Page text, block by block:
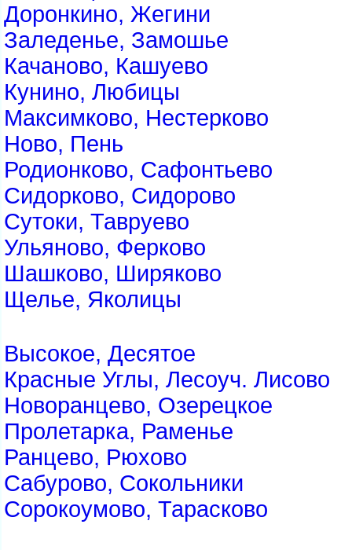
Доронкино, Жегини
Заледенье, Замошье
Качаново, Кашуево
Кунино, Любицы
Максимково, Нестерково
Ново, Пень
Родионково, Сафонтьево
Сидорково, Сидорово
Сутоки, Тавруево
Ульяново, Ферково
Шашково, Ширяково
Щелье, Яколицы
Высокое, Десятое
Красные Углы, Лесоуч. Лисово
Новоранцево, Озерецкое
Пролетарка, Раменье
Ранцево, Рюхово
Сабурово, Сокольники
Сорокоумово, Тарасково